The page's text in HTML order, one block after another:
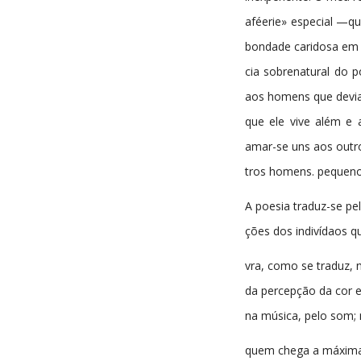
aféerie» especial
bondade caridosa
cia sobrenatural do
aos homens que
que ele vive além e
amar-se uns aos
tros homens.
A poesia traduz-se
ções dos indivídaos
vra, como se traduz,
da percepção da cor
na música, pelo
quem chega a